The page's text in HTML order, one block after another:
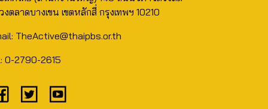
งตลาดบางเขน เขตหลักสี่ กรุงเทพฯ 10210
TheActive@thaipbs.or.th
0-2790-2615